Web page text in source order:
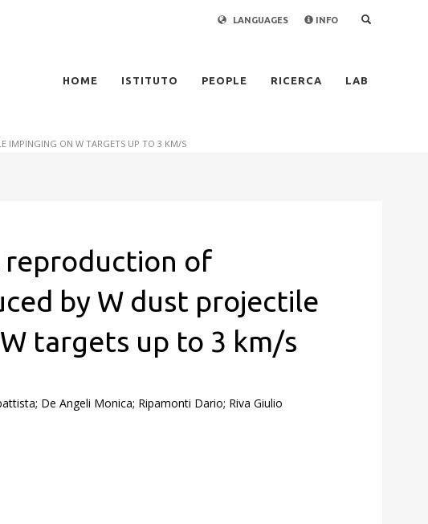
LANGUAGES INFO
HOME ISTITUTO PEOPLE RICERCA LAB
IMPINGING ON W TARGETS UP TO 3 KM/S
reproduction of
by W dust projectile
targets up to 3 km/s
De Angeli Monica; Ripamonti Dario; Riva Giulio